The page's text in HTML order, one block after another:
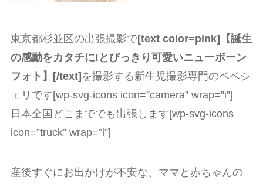
東京都杉並区の出張撮影で[text color=pink]【誕生
の感動をカタチに!とびっきり可愛いニューボーン
フォト】[/text]を撮影する新生児撮影専門のベベシ
ェリです[wp-svg-icons icon=”camera” wrap=”i”]
日本全国どこまででも出張します[wp-svg-icons
icon=”truck” wrap=”i”]
産後すぐにお出かけが不安な、ママと赤ちゃんの